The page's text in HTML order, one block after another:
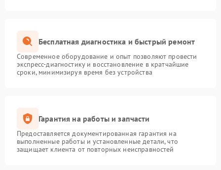
Бесплатная диагностика и быстрый ремонт
Современное оборудование и опыт позволяют провести
экспресс-диагностику и восстановление в кратчайшие
сроки, минимизируя время без устройства
Гарантия на работы и запчасти
Предоставляется документированная гарантия на
выполненные работы и установленные детали, что
защищает клиента от повторных неисправностей